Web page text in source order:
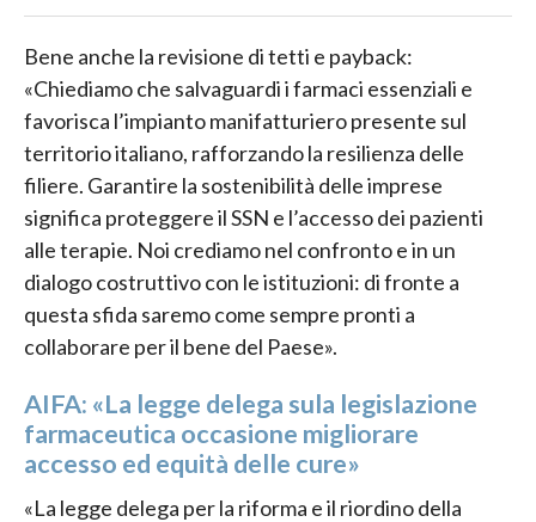
Bene anche la revisione di tetti e payback:
«Chiediamo che salvaguardi i farmaci essenziali e
favorisca l’impianto manifatturiero presente sul
territorio italiano, rafforzando la resilienza delle
filiere. Garantire la sostenibilità delle imprese
significa proteggere il SSN e l’accesso dei pazienti
alle terapie. Noi crediamo nel confronto e in un
dialogo costruttivo con le istituzioni: di fronte a
questa sfida saremo come sempre pronti a
collaborare per il bene del Paese».
AIFA: «La legge delega sula legislazione
farmaceutica occasione migliorare
accesso ed equità delle cure»
«La legge delega per la riforma e il riordino della